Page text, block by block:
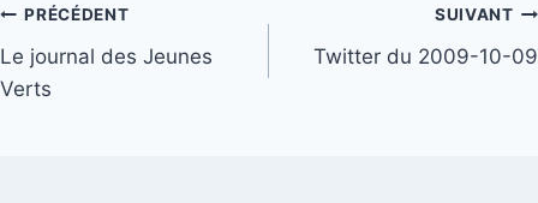
Navigation
de
PRÉCÉDENT
Le journal des Jeunes
Verts
SUIVANT
Twitter du 2009-10-09